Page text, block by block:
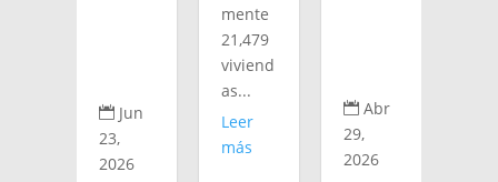
 Jun
23,
2026
mente
21,479
viviend
as...
Leer
más
 Abr
29,
2026